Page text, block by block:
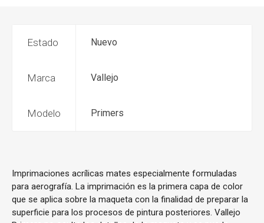
Estado Nuevo
Marca Vallejo
Modelo Primers
Imprimaciones acrílicas mates especialmente formuladas
para aerografía. La imprimación es la primera capa de color
que se aplica sobre la maqueta con la finalidad de preparar la
superficie para los procesos de pintura posteriores. Vallejo